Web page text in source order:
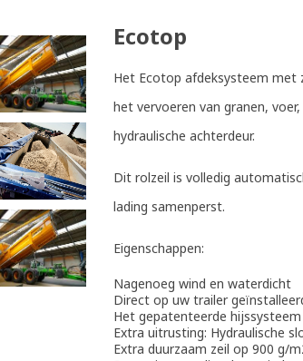
Ecotop
Het Ecotop afdeksysteem met
het vervoeren van granen,
hydraulische achterdeur.
Dit rolzeil is volledig
lading samenperst.
Eigenschappen:
Nagenoeg wind en waterdicht
Direct op uw trailer
Het gepatenteerde
Extra uitrusting: Hydraulische
Extra duurzaam zeil op 900 g/